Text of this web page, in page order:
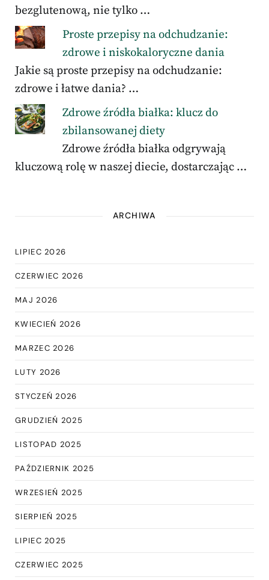
bezglutenową, nie tylko …
Proste przepisy na odchudzanie:
zdrowe i niskokaloryczne dania
Jakie są proste przepisy na odchudzanie:
zdrowe i łatwe dania? …
Zdrowe źródła białka: klucz do
zbilansowanej diety
Zdrowe źródła białka odgrywają
kluczową rolę w naszej diecie, dostarczając …
ARCHIWA
LIPIEC 2026
CZERWIEC 2026
MAJ 2026
KWIECIEŃ 2026
MARZEC 2026
LUTY 2026
STYCZEŃ 2026
GRUDZIEŃ 2025
LISTOPAD 2025
PAŹDZIERNIK 2025
WRZESIEŃ 2025
SIERPIEŃ 2025
LIPIEC 2025
CZERWIEC 2025